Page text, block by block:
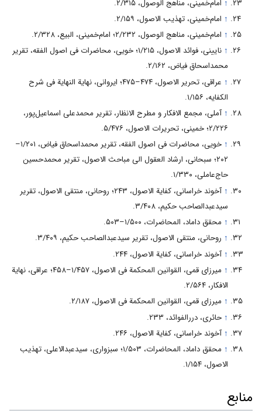
↑ امام‌خمینی، مناهج الوصول، ۲/۳۱۵.
↑ امام‌خمینی، تهذیب الاصول، ۲/۱۵۹.
↑ امام‌خمینی، مناهج الوصول، ۲/۲۳۲؛ امام‌خمینی، البیع، ۲/۳۲۸.
↑
نایینی، فوائد الاصول، ۱/۲۱۵؛ خویی، محاضرات فی اصول الفقه، تقریر
محمداسحاق فیاض، ۲/۱۶۲.
↑
عراقی، تحریر الاصول، ۴۷۴–۴۷۵؛ ایروانی، نهایة النهایة فی شرح
الکفایه، ۱/۱۵۶.
↑ آملی، مجمع الافکار و مطرح الانظار، تقریر محمدعلی اسماعیل‌پور،
۲/۲۲۶؛ خمینی، تحریرات الاصول، ۵/۴۷۶.
↑
خویی، محاضرات فی اصول الفقه، تقریر محمداسحاق فیاض، ۱/۲۰۱–
۲۰۲؛ سبحانی، ارشاد العقول الی مباحث الاصول، تقریر محمدحسین
حاج‌عاملی، ۱/۳۳۰.
↑
آخوند خراسانی، کفایة الاصول، ۲۴۳؛ روحانی، منتقی الاصول، تقریر
سیدعبدالصاحب حکیم، ۳/۴۰۸.
↑ محقق داماد، المحاضرات، ۱/۵۰۰–۵۰۳.
↑ روحانی، منتقی الاصول، تقریر سیدعبدالصاحب حکیم، ۳/۴۰۹.
↑ آخوند خراسانی، کفایة الاصول، ۲۴۴.
↑
میرزای قمی، القوانین المحکمة فی الاصول، ۱/۴۵۷–۴۵۸؛ عراقی، نهایة
الافکار، ۲/۵۶۴.
↑ میرزای قمی، القوانین المحکمة فی الاصول، ۲/۱۸۷.
↑ حائری، دررالفوائد، ۲۳۳.
↑ آخوند خراسانی، کفایة الاصول، ۲۴۶.
↑
محقق داماد، المحاضرات، ۱/۵۰۳؛ سبزواری، سیدعبدالاعلی، تهذیب
الاصول، ۱/۱۵۴.
منابع